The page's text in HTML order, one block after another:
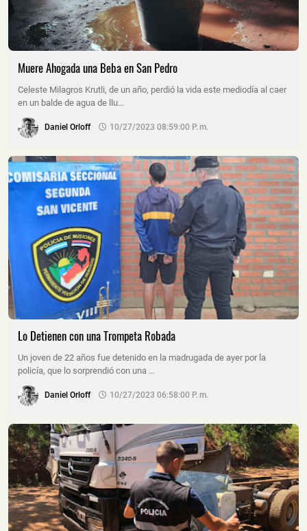
Muere Ahogada una Beba en San Pedro
Celeste Milagros Krutli, de un año, perdió la vida este mediodía al caer
en un balde de agua de llu…
Daniel Orloff 10/27/2023 08:59:00 P. M.
Lo Detienen con una Trompeta Robada
Un joven de 22 años fue detenido en la madrugada de ayer por la
policía, que lo sorprendió con una …
Daniel Orloff 10/27/2023 06:58:00 P. M.